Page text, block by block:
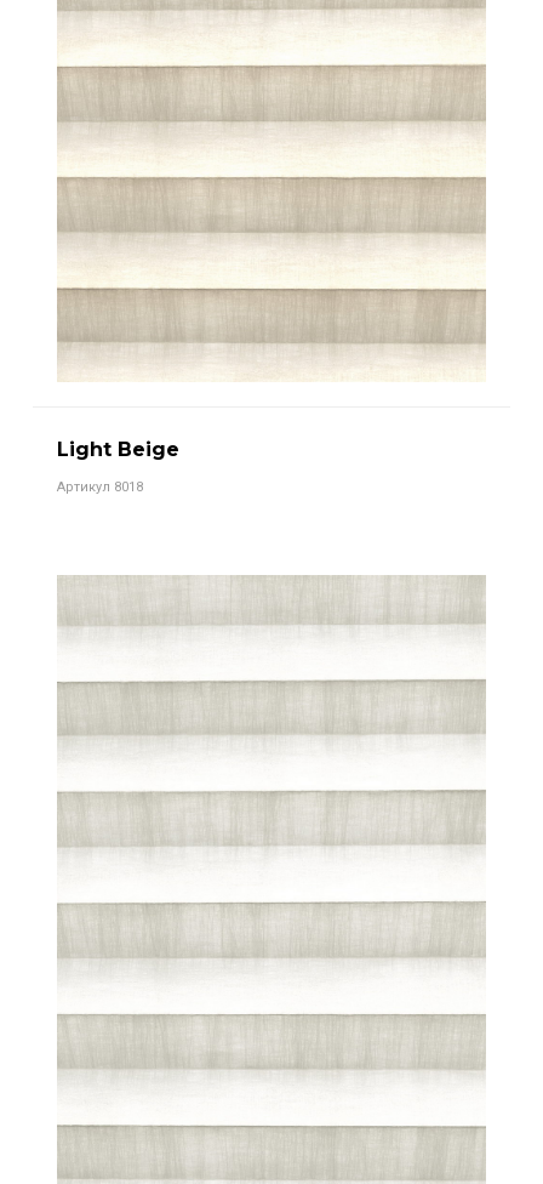
Light Beige
Артикул 8018